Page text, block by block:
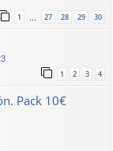
1 … 27 28 29 30
1 2 3 4
Pack 10€